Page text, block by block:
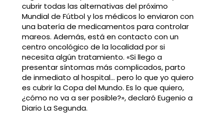
cubrir todas las alternativas del próximo
Mundial de Fútbol y los médicos lo enviaron con
una batería de medicamentos para controlar
mareos. Además, está en contacto con un
centro oncológico de la localidad por si
necesita algún tratamiento. «Si llego a
presentar síntomas más complicados, parto
de inmediato al hospital… pero lo que yo quiero
es cubrir la Copa del Mundo. Es lo que quiero,
¿cómo no va a ser posible?», declaró Eugenio a
Diario La Segunda.